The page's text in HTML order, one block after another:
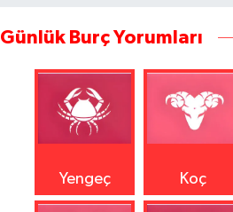
Günlük Burç Yorumları
Yengeç Koç